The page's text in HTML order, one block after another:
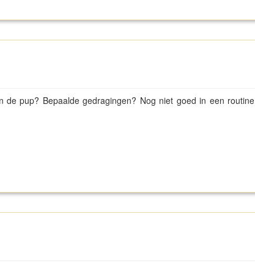
pup? Bepaalde gedragingen? Nog niet goed in een routine